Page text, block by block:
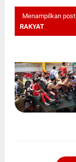
Menampilkan
RAKYAT